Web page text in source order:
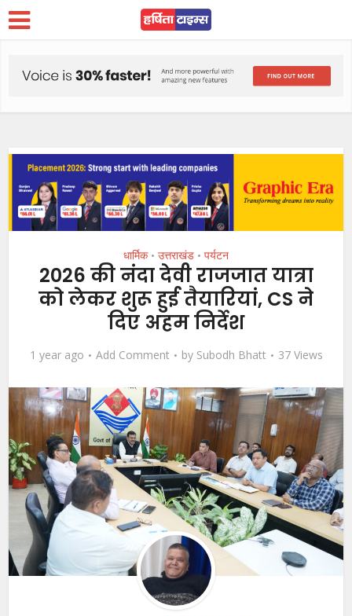
धार्मिक • उत्तराखंड • पर्यटन
2026 की नंदा देवी राजजात यात्रा
को लेकर शुरू हुई तैयारियां, CS ने
दिए अहम निर्देश
1 year ago Add Comment by Subodh Bhatt 37 Views